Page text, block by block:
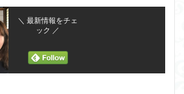
＼ 最新情報をチェ
ック ／